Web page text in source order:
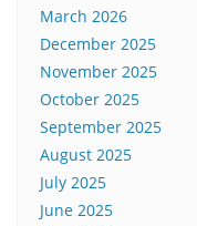
March 2026
December 2025
November 2025
October 2025
September 2025
August 2025
July 2025
June 2025